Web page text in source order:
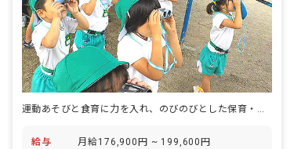
運動あそびと食育に力を入れ、のびのびとした保育・教育をしています
給与 月給176,900円 ~ 199,600円